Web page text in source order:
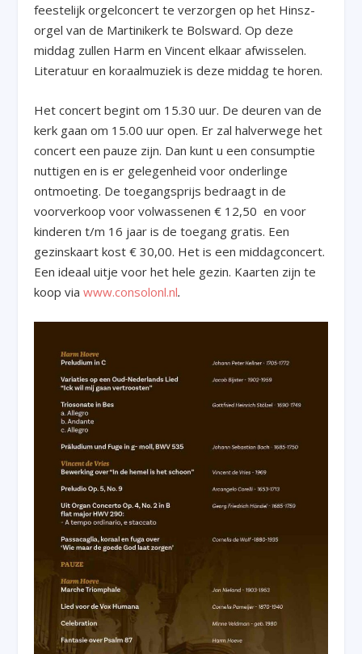
feestelijk orgelconcert te verzorgen op het Hinsz-
orgel van de Martinikerk te Bolsward. Op deze
middag zullen Harm en Vincent elkaar afwisselen.
Literatuur en koraalmuziek is deze middag te horen.
Het concert begint om 15.30 uur. De deuren van de
kerk gaan om 15.00 uur open. Er zal halverwege het
concert een pauze zijn. Dan kunt u een consumptie
nuttigen en is er gelegenheid voor onderlinge
ontmoeting. De toegangsprijs bedraagt in de
voorverkoop voor volwassenen € 12,50 en voor
kinderen t/m 16 jaar is de toegang gratis. Een
gezinskaart kost € 30,00. Het is een middagconcert.
Een ideaal uitje voor het hele gezin. Kaarten zijn te
koop viawww.consolonl.nl.